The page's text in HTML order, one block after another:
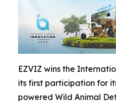
EZVIZ wins the
its first participation for
powered Wild Animal